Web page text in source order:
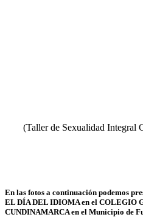
(Taller de Sexualidad
En las fotos a continuación podemos
EL DÍA DEL IDIOMA en el COLEGIO
CUNDINAMARCA en el Municipio de